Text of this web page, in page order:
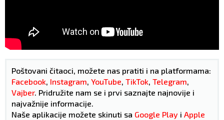
Poštovani čitaoci, možete nas pratiti i na platformama:
Facebook, Instagram, YouTube, TikTok, Telegram,
Vajber. Pridružite nam se i prvi saznajte najnovije i
najvažnije informacije.
Naše aplikacije možete skinuti sa Google Play i Apple